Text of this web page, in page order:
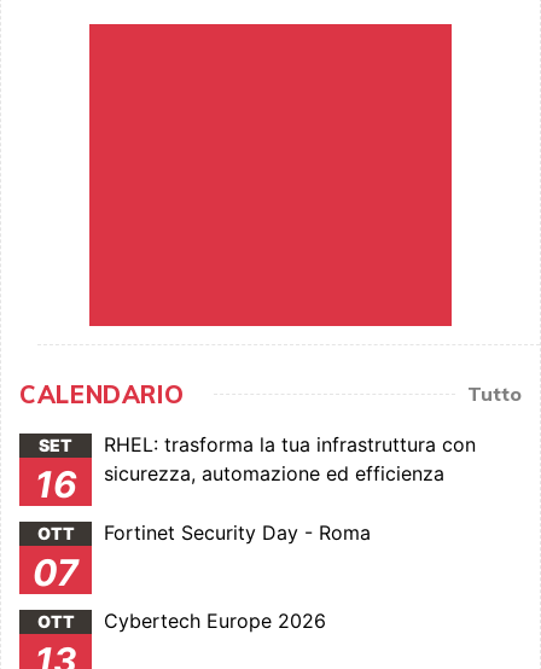
CALENDARIO Tutto
SET
16
RHEL: trasforma la tua infrastruttura con
sicurezza, automazione ed efficienza
OTT
07
Fortinet Security Day - Roma
OTT Cybertech Europe 2026